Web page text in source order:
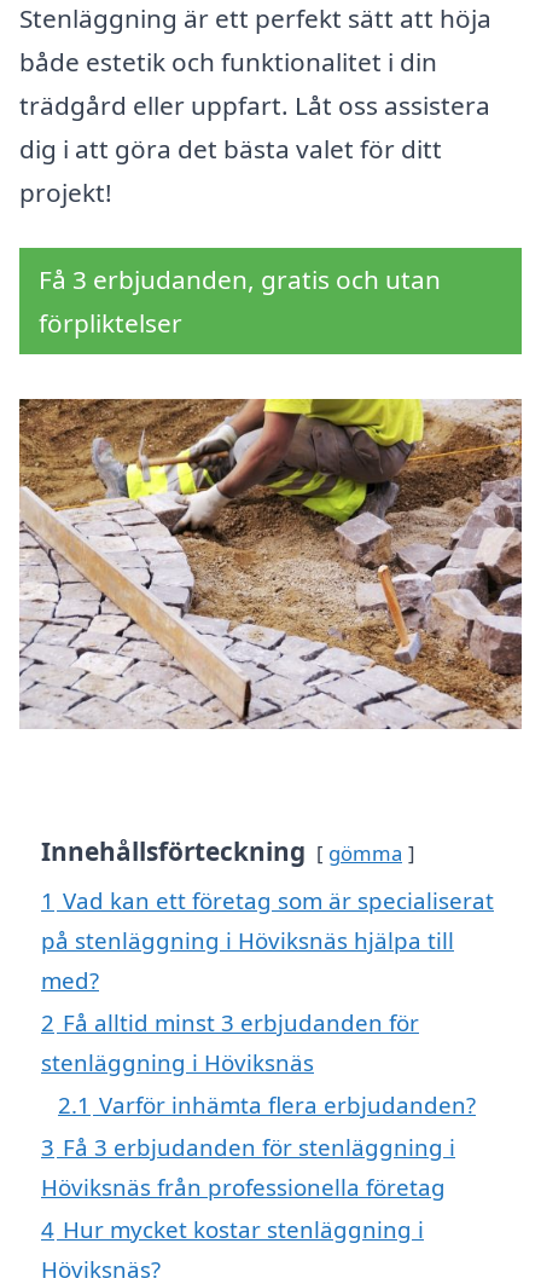
Stenläggning är ett perfekt sätt att höja
både estetik och funktionalitet i din
trädgård eller uppfart. Låt oss assistera
dig i att göra det bästa valet för ditt
projekt!
Få 3 erbjudanden, gratis och utan
förpliktelser
Innehållsförteckning gömma
1 Vad kan ett företag som är specialiserat
på stenläggning i Höviksnäs hjälpa till
med?
2 Få alltid minst 3 erbjudanden för
stenläggning i Höviksnäs
2.1 Varför inhämta flera erbjudanden?
3 Få 3 erbjudanden för stenläggning i
Höviksnäs från professionella företag
4 Hur mycket kostar stenläggning i
Höviksnäs?